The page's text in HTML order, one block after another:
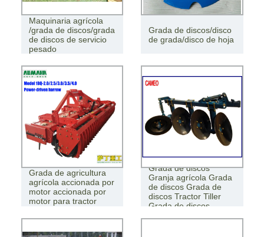
Maquinaria agrícola
/grada de discos/grada
de discos de servicio
pesado
Grada de discos/disco
de grada/disco de hoja
Grada de agricultura
agrícola accionada por
motor accionada por
motor para tractor
Grada de discos
Granja agrícola Grada
de discos Grada de
discos Tractor Tiller
Grada de discos